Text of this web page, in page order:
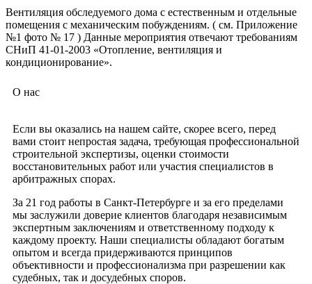
Вентиляция обследуемого дома с естественным и отдельные
помещения с механическим побуждениям. ( см. Приложение
№1 фото № 17 ) Данные мероприятия отвечают требованиям
СНиП 41-01-2003 «Отопление, вентиляция и
кондиционирование».
О нас
Если вы оказались на нашем сайте, скорее всего, перед
вами стоит непростая задача, требующая профессиональной
строительной экспертизы, оценки стоимости
восстановительных работ или участия специалистов в
арбитражных спорах.
За 21 год работы в Санкт-Петербурге и за его пределами
мы заслужили доверие клиентов благодаря независимым
экспертным заключениям и ответственному подходу к
каждому проекту. Наши специалисты обладают богатым
опытом и всегда придерживаются принципов
объективности и профессионализма при разрешении как
судебных, так и досудебных споров.